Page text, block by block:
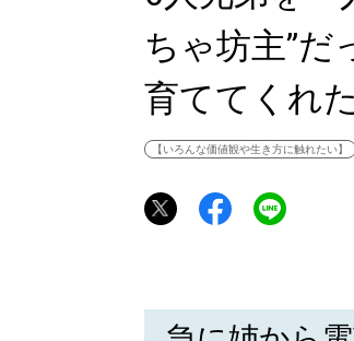
道東
道央
ちゃ坊主”だ
育ててくれ
【いろんな価値観や生き方に触れたい】